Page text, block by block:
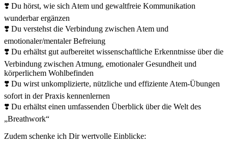
❣️ Du hörst, wie sich Atem und gewaltfreie Kommunikation
wunderbar ergänzen
❣️ Du verstehst die Verbindung zwischen Atem und
emotionaler/mentaler Befreiung
❣️ Du erhältst gut aufbereitet wissenschaftliche Erkenntnisse über die
Verbindung zwischen Atmung, emotionaler Gesundheit und
körperlichem Wohlbefinden
❣️ Du wirst unkomplizierte, nützliche und effiziente Atem-Übungen
sofort in der Praxis kennenlernen
❣️ Du erhältst einen umfassenden Überblick über die Welt des
„Breathwork“
Zudem schenke ich Dir wertvolle Einblicke: